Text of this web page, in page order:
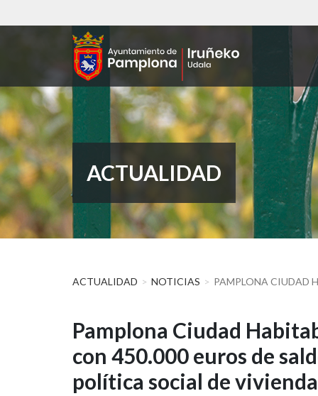
al
ACTUALIDAD
ACTUALIDAD NOTICIAS
Pamplona
Ciudad
Pamplona Ciudad
con 450.000 euros de
política social de